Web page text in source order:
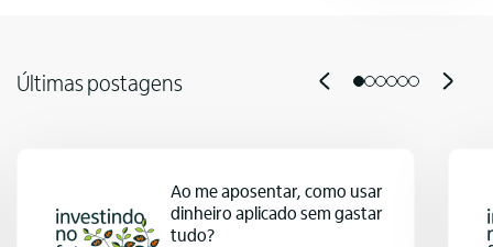
Últimas postagens
Ao me aposentar, como usar
dinheiro aplicado sem gastar
tudo?